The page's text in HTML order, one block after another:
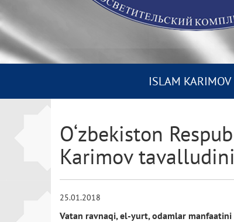
ISLAM KARIMOV
O‘zbekiston
Karimov
25.01.2018
Vatan ravnaqi, el-yurt, odamlar